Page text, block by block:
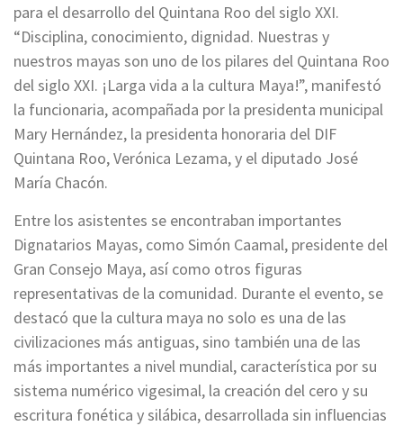
para el desarrollo del Quintana Roo del siglo XXI.
“Disciplina, conocimiento, dignidad. Nuestras y
nuestros mayas son uno de los pilares del Quintana Roo
del siglo XXI. ¡Larga vida a la cultura Maya!”, manifestó
la funcionaria, acompañada por la presidenta municipal
Mary Hernández, la presidenta honoraria del DIF
Quintana Roo, Verónica Lezama, y el diputado José
María Chacón.
Entre los asistentes se encontraban importantes
Dignatarios Mayas, como Simón Caamal, presidente del
Gran Consejo Maya, así como otros figuras
representativas de la comunidad. Durante el evento, se
destacó que la cultura maya no solo es una de las
civilizaciones más antiguas, sino también una de las
más importantes a nivel mundial, característica por su
sistema numérico vigesimal, la creación del cero y su
escritura fonética y silábica, desarrollada sin influencias